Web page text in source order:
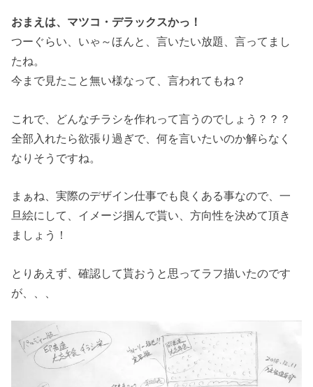
おまえは、マツコ・デラックスかっ！
つーぐらい、いゃ～ほんと、言いたい放題、言ってまし
たね。
今まで見たこと無い様なって、言われてもね？
これで、どんなチラシを作れって言うのでしょう？？？
全部入れたら欲張り過ぎで、何を言いたいのか解らなく
なりそうですね。
まぁね、実際のデザイン仕事でも良くある事なので、一
旦絵にして、イメージ掴んで貰い、方向性を決めて頂き
ましょう！
とりあえず、確認して貰おうと思ってラフ描いたのです
が、、、